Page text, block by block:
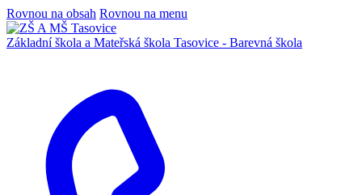
Rovnou na obsah Rovnou na menu
Základní škola a Mateřská škola Tasovice - Barevná škola